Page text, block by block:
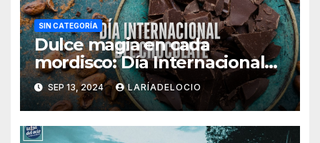
SIN CATEGORÍA
Dulce magia en cada
mordisco: Día Internacional
del Chocolate
SEP 13, 2024 LARÍADELOCIO